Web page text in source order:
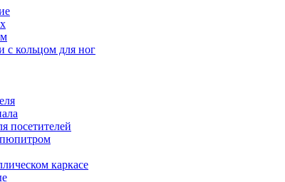
с кольцом для ног
посетителей
пюпитром
каркасе